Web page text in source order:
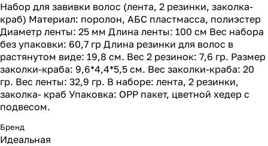
Набор для завивки волос (лента, 2 резинки, заколка-
краб) Материал: поролон, АБС пластмасса, полиэстер
Диаметр ленты: 25 мм Длина ленты: 100 см Вес набора
без упаковки: 60,7 гр Длина резинки для волос в
растянутом виде: 19,8 см. Вес 2 резинок: 7,6 гр. Размер
заколки-краба: 9,6*4,4*5,5 см. Вес заколки-краба: 20
гр. Вес ленты: 32,9 гр. В наборе: лента, 2 резинки,
заколка- краб Упаковка: ОРР пакет, цветной хедер с
подвесом.
Бренд
Идеальная